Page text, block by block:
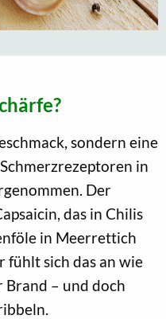
sondern eine
in
Der
das in Chilis
in Meerrettich
fühlt sich das an wie
Brand – und doch